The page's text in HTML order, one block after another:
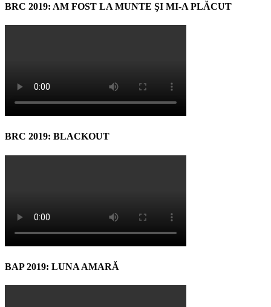
BRC 2019: AM FOST LA MUNTE ŞI MI-A PLĂCUT
BRC 2019: BLACKOUT
BAP 2019: LUNA AMARĂ